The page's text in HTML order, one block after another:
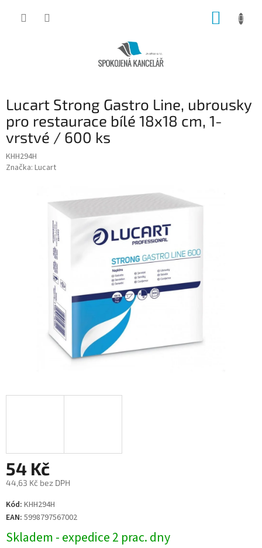
Lucart Strong Gastro Line, ubrousky
pro restaurace bílé 18x18 cm, 1-
vrstvé / 600 ks
KHH294H
Značka: Lucart
54 Kč
44,63 Kč bez DPH
Měrná
cena:
Kód: KHH294H
EAN: 5998797567002
Skladem - expedice 2 prac. dny